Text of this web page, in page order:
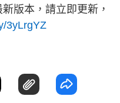
版本，請立即更新，
3yLrgYZ